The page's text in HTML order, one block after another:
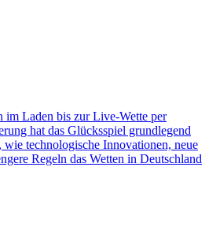
im Laden bis zur Live-Wette per
hat das Glücksspiel grundlegend
technologische Innovationen, neue
Regeln das Wetten in Deutschland